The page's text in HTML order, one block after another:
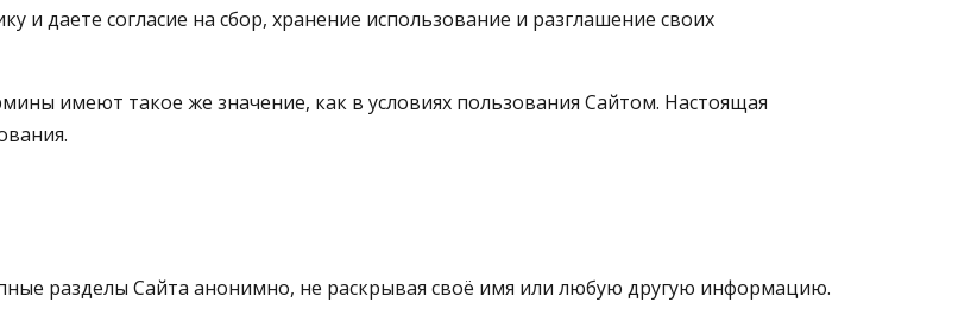
и даете согласие на сбор, хранение использование и разглашение своих
имеют такое же значение, как в условиях пользования Сайтом. Настоящая
разделы Сайта анонимно, не раскрывая своё имя или любую другую информацию.